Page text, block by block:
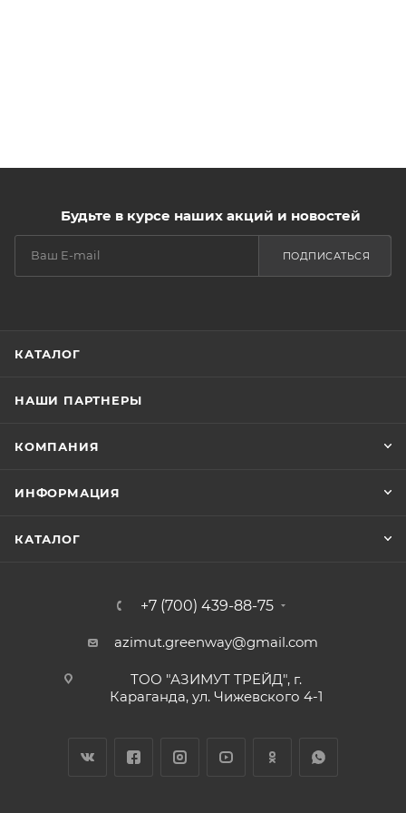
Будьте в курсе наших акций и новостей
ПОДПИСАТЬСЯ
КАТАЛОГ
НАШИ ПАРТНЕРЫ
КОМПАНИЯ
ИНФОРМАЦИЯ
КАТАЛОГ
+7 (700) 439-88-75
azimut.greenway@gmail.com
ТОО "АЗИМУТ ТРЕЙД", г.
Караганда, ул. Чижевского 4-1